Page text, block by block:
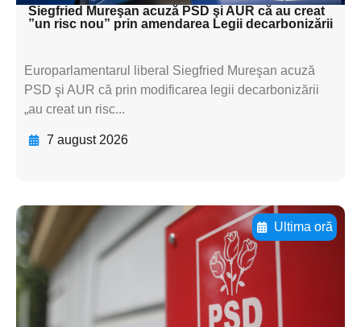
Siegfried Mureşan acuză PSD şi AUR că au creat
”un risc nou” prin amendarea Legii decarbonizării
Europarlamentarul liberal Siegfried Mureşan acuză
PSD şi AUR că prin modificarea legii decarbonizării
„au creat un risc...
7 august 2026
Ultima oră
Adaugă aici textul pentru
subtitluAdaugă aici
textul pentru